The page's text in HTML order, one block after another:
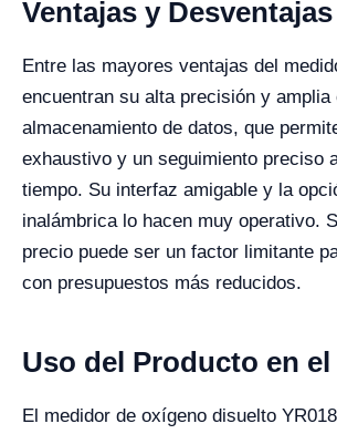
Ventajas y Desventajas
Entre las mayores ventajas del
encuentran su alta precisión y amplia
almacenamiento de datos, que
exhaustivo y un seguimiento preciso
tiempo. Su interfaz amigable y la
inalámbrica lo hacen muy operativo.
precio puede ser un factor limitante
con presupuestos más reducidos.
Uso del Producto en el
El medidor de oxígeno disuelto